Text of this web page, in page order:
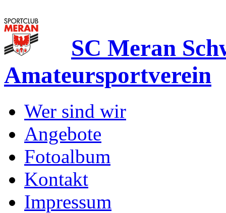
SC Meran
Amateursportverein
Wer sind wir
Angebote
Fotoalbum
Kontakt
Impressum